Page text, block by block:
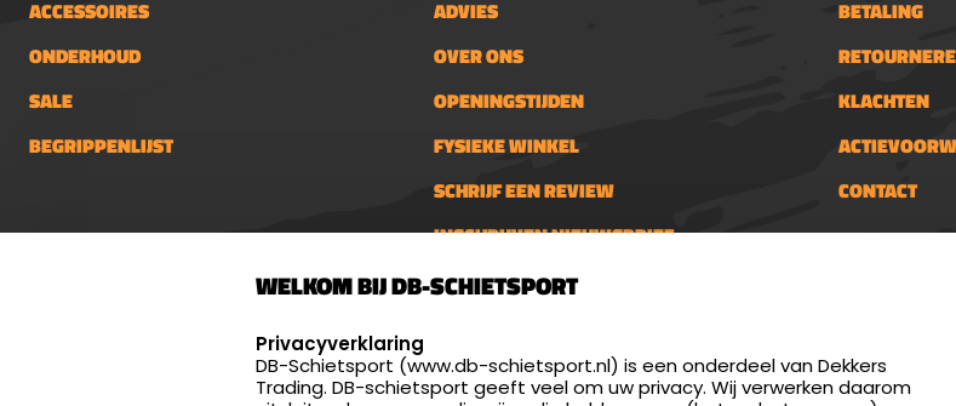
ACCESSOIRES
ONDERHOUD
SALE
BEGRIPPENLIJST
ADVIES
OVER ONS
OPENINGSTIJDEN
FYSIEKE WINKEL
SCHRIJF EEN REVIEW
INSCHRIJVEN NIEUWSBRIEF
BETALING
KLACHTEN
CONTACT
én 18:00 - 21:00 uur
€5,-
Blijf op
WELKOM BIJ DB-SCHIETSPORT
SELECT LANGUAGE
Privacyverklaring
DB-Schietsport (www.db-schietsport.nl) is een onderdeel van Dekkers
Trading. DB-schietsport geeft veel om uw privacy. Wij verwerken daarom